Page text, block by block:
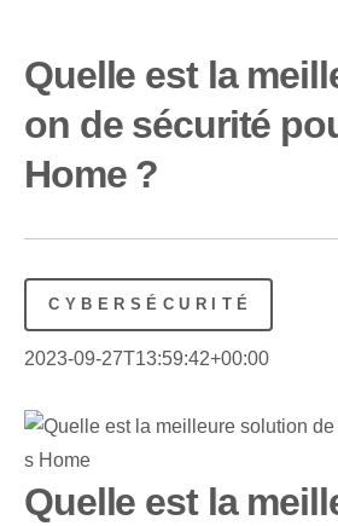
Quelle est la
on de sécurité
Home ?
CYBERSÉCURITÉ
2023-09-27T13:59:42+00:00
Quelle est la